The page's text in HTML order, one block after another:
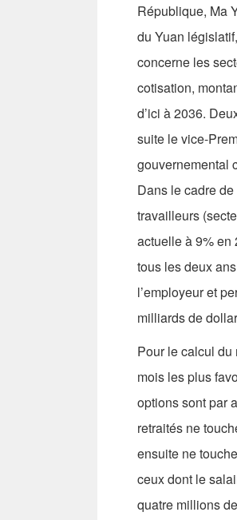
République, Ma
du Yuan
concerne les
cotisation,
d’ici à 2036.
suite le vice-
gouvernemental
Dans le cadre
travailleurs
actuelle à 9% en
tous les deux
l’employeur et
milliards de
Pour le calcul du
mois les plus
options sont par
retraités ne
ensuite ne
ceux dont le
quatre millions